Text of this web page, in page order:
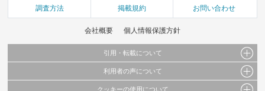
調査方法 掲載規約 お問い合わせ
会社概要 個人情報保護方針
引用・転載について
当サイトで公開されている情報（文字、写真、イラスト、画像データ等）及びこれらの配
利用者の声について
クッキーの使用について